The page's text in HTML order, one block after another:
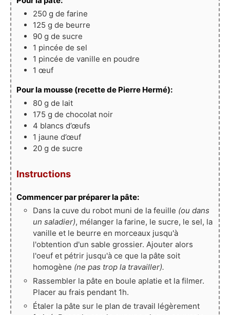
250 g de farine
125 g de beurre
90 g de sucre
1 pincée de sel
1 pincée de vanille en poudre
1 œuf
Pour la mousse (recette de Pierre Hermé):
80 g de lait
175 g de chocolat noir
4 blancs d’œufs
1 jaune d’œuf
20 g de sucre
Instructions
Commencer par préparer la pâte:
Dans la cuve du robot muni de la feuille (ou dans
un saladier), mélanger la farine, le sucre, le sel, la
vanille et le beurre en morceaux jusqu'à
l'obtention d'un sable grossier. Ajouter alors
l'oeuf et pétrir jusqu'à ce que la pâte soit
homogène (ne pas trop la travailler).
Rassembler la pâte en boule aplatie et la filmer.
Placer au frais pendant 1h.
Étaler la pâte sur le plan de travail légèrement